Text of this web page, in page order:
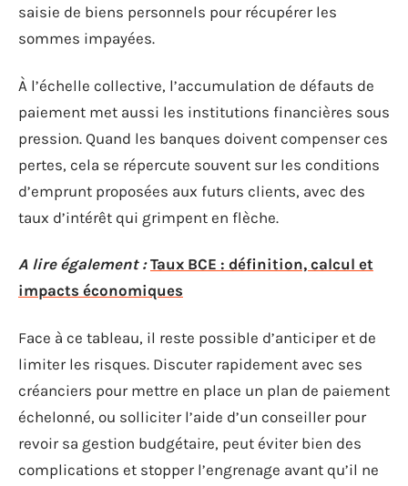
saisie de biens personnels pour récupérer les
sommes impayées.
À l’échelle collective, l’accumulation de défauts de
paiement met aussi les institutions financières sous
pression. Quand les banques doivent compenser ces
pertes, cela se répercute souvent sur les conditions
d’emprunt proposées aux futurs clients, avec des
taux d’intérêt qui grimpent en flèche.
A lire également : Taux BCE : définition, calcul et
impacts économiques
Face à ce tableau, il reste possible d’anticiper et de
limiter les risques. Discuter rapidement avec ses
créanciers pour mettre en place un plan de paiement
échelonné, ou solliciter l’aide d’un conseiller pour
revoir sa gestion budgétaire, peut éviter bien des
complications et stopper l’engrenage avant qu’il ne